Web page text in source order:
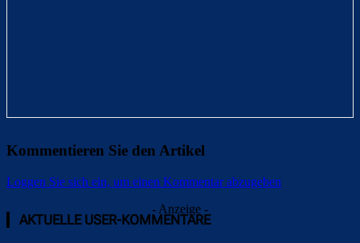
Kommentieren Sie den Artikel
Loggen Sie sich ein, um einen Kommentar abzugeben
- Anzeige -
AKTUELLE USER-KOMMENTARE